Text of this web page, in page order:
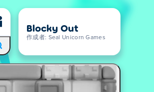
Blocky Out
作成者: Seal Unicorn Games